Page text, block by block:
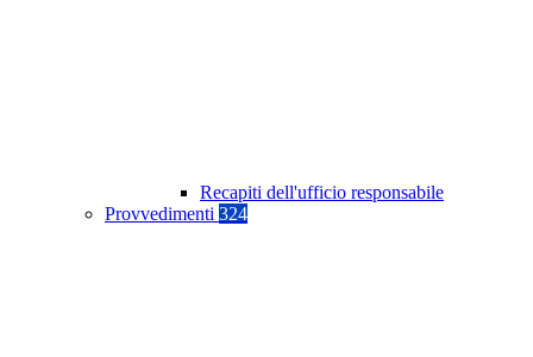
Recapiti dell'ufficio responsabile
Provvedimenti 324